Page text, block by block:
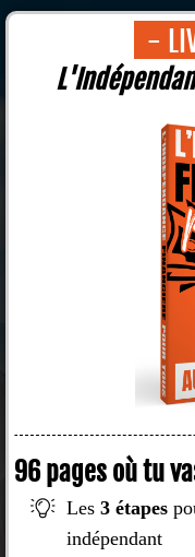
-
96 pages où tu
Les 3 étapes
indépendant